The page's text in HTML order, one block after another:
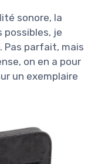
sonore, la
je
. Pas parfait, mais
on en a pour
un exemplaire